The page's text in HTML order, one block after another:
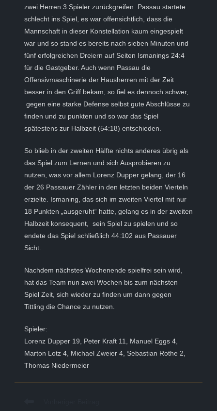
zwei Herren 3 Spieler zurückgreifen. Passau startete
schlecht ins Spiel, es war offensichtlich, dass die
Mannschaft in dieser Konstellation kaum eingespielt
war und so stand es bereits nach sieben Minuten und
fünf erfolgreichen Dreiern auf Seiten Ismanings 24:4
für die Gastgeber. Auch wenn Passau die
Offensivmaschinerie der Hausherren mit der Zeit
besser in den Griff bekam, so fiel es dennoch schwer,
gegen eine starke Defense selbst gute Abschlüsse zu
finden und zu punkten und so war das Spiel
spätestens zur Halbzeit (54:18) entschieden.
So blieb in der zweiten Hälfte nichts anderes übrig als
das Spiel zum Lernen und sich Ausprobieren zu
nutzen, was vor allem Lorenz Dupper gelang, der 16
der 26 Passauer Zähler in den letzten beiden Vierteln
erzielte. Ismaning, das sich im zweiten Viertel mit nur
18 Punkten „ausgeruht“ hatte, gelang es in der zweiten
Halbzeit konsequent, sein Spiel zu spielen und so
endete das Spiel schließlich 44:102 aus Passauer
Sicht.
Nachdem nächstes Wochenende spielfrei sein wird,
hat das Team nun zwei Wochen bis zum nächsten
Spiel Zeit, sich wieder zu finden um dann gegen
Tittling die Chance zu nutzen.
Spieler:
Lorenz Dupper 19, Peter Kraft 11, Manuel Eggs 4,
Marton Lotz 4, Michael Zweier 4, Sebastian Rothe 2,
Thomas Niedermeier